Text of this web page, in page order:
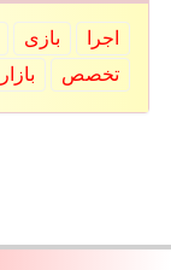
اجرا بازی
تخصص
بازار